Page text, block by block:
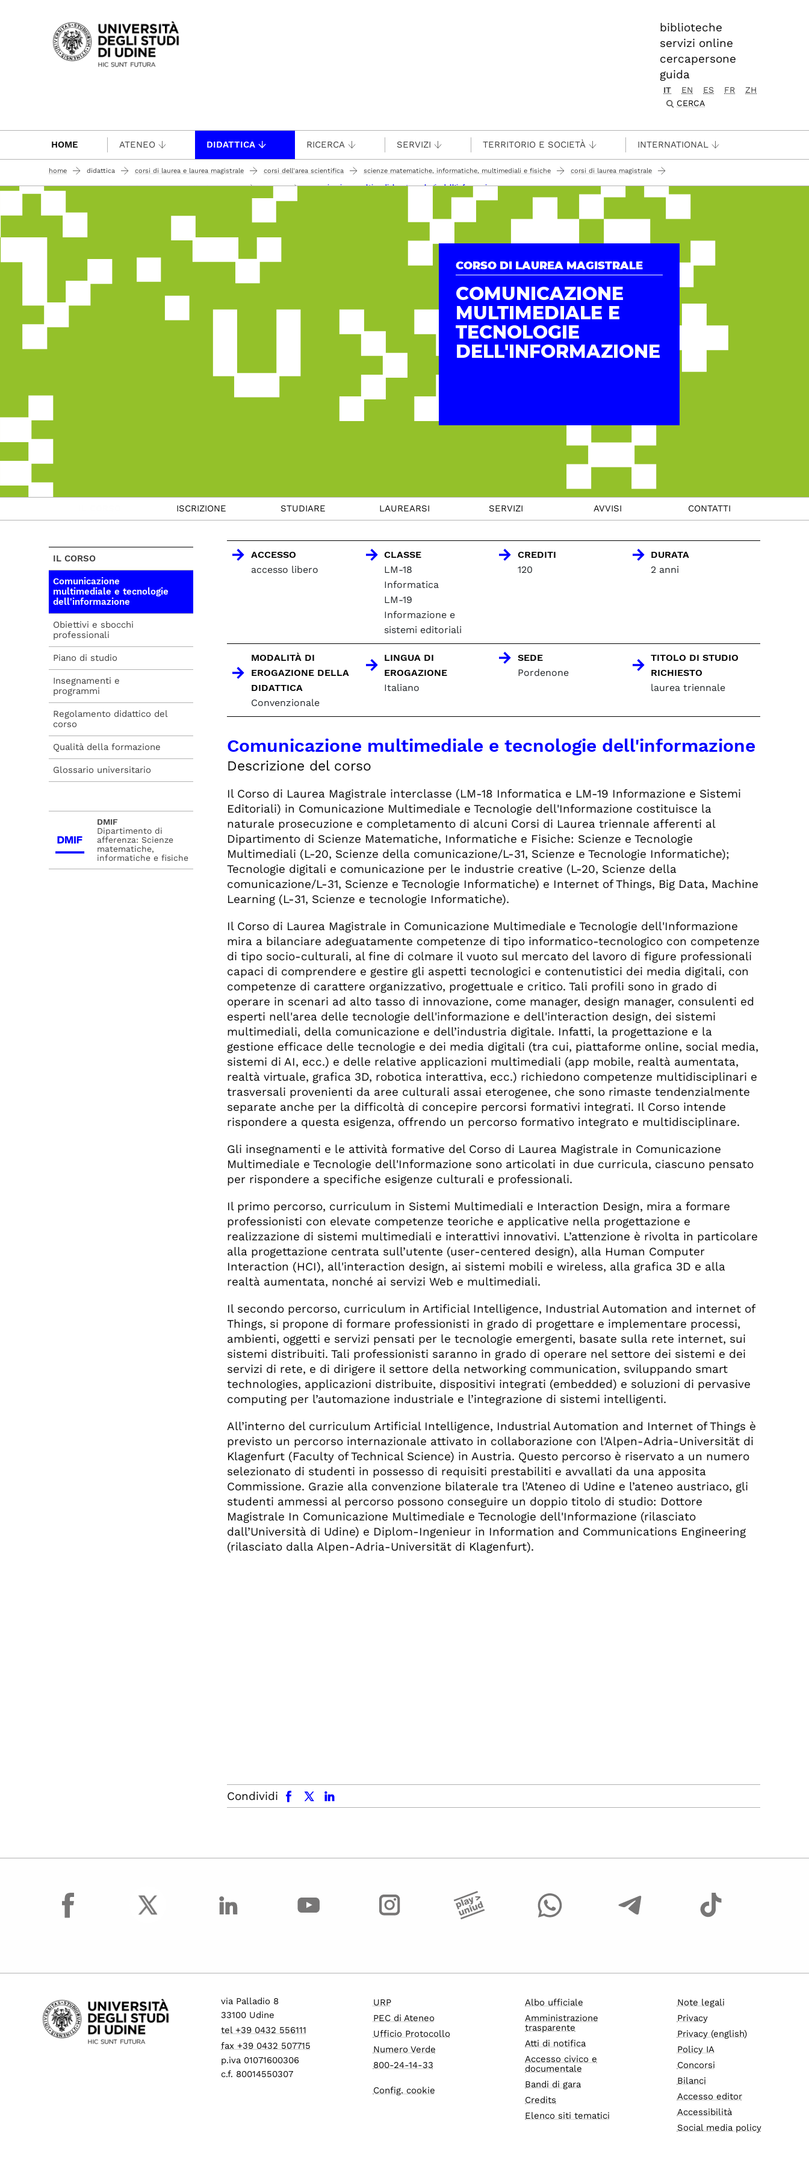
Passa al contenuto principale
biblioteche
servizi online
cercapersone
guida
IT EN ES FR
ZH
CERCA
HOME ATENEO DIDATTICA RICERCA SERVIZI TERRITORIO E SOCIETÀ INTERNATIONAL
home didattica corsi di laurea e laurea magistrale corsi dell'area scientifica scienze matematiche, informatiche, multimediali e fisiche corsi di laurea magistrale
comunicazione multimediale e tecnologie dell'informazione il corso comunicazione multimediale e tecnologie dell'informazione
CORSO DI LAUREA MAGISTRALE
COMUNICAZIONE
MULTIMEDIALE E
TECNOLOGIE
DELL'INFORMAZIONE
ISCRIZIONE STUDIARE LAUREARSI SERVIZI AVVISI CONTATTI
ACCESSO
accesso libero
CLASSE
LM-18
Informatica
LM-19
Informazione e
sistemi editoriali
CREDITI
120
DURATA
2 anni
MODALITÀ DI
EROGAZIONE DELLA
DIDATTICA
Convenzionale
LINGUA DI
EROGAZIONE
Italiano
SEDE
Pordenone
TITOLO DI STUDIO
RICHIESTO
laurea triennale
Comunicazione multimediale e tecnologie dell'informazione
Descrizione del corso
Il Corso di Laurea Magistrale interclasse (LM-18 Informatica e LM-19 Informazione e Sistemi
Editoriali) in Comunicazione Multimediale e Tecnologie dell'Informazione costituisce la
naturale prosecuzione e completamento di alcuni Corsi di Laurea triennale afferenti al
Dipartimento di Scienze Matematiche, Informatiche e Fisiche: Scienze e Tecnologie
Multimediali (L-20, Scienze della comunicazione/L-31, Scienze e Tecnologie Informatiche);
Tecnologie digitali e comunicazione per le industrie creative (L-20, Scienze della
comunicazione/L-31, Scienze e Tecnologie Informatiche) e Internet of Things, Big Data, Machine
Learning (L-31, Scienze e tecnologie Informatiche).
Il Corso di Laurea Magistrale in Comunicazione Multimediale e Tecnologie dell'Informazione
mira a bilanciare adeguatamente competenze di tipo informatico-tecnologico con competenze
di tipo socio-culturali, al fine di colmare il vuoto sul mercato del lavoro di figure professionali
capaci di comprendere e gestire gli aspetti tecnologici e contenutistici dei media digitali, con
competenze di carattere organizzativo, progettuale e critico. Tali profili sono in grado di
operare in scenari ad alto tasso di innovazione, come manager, design manager, consulenti ed
esperti nell'area delle tecnologie dell'informazione e dell'interaction design, dei sistemi
multimediali, della comunicazione e dell’industria digitale. Infatti, la progettazione e la
gestione efficace delle tecnologie e dei media digitali (tra cui, piattaforme online, social media,
sistemi di AI, ecc.) e delle relative applicazioni multimediali (app mobile, realtà aumentata,
realtà virtuale, grafica 3D, robotica interattiva, ecc.) richiedono competenze multidisciplinari e
trasversali provenienti da aree culturali assai eterogenee, che sono rimaste tendenzialmente
separate anche per la difficoltà di concepire percorsi formativi integrati. Il Corso intende
rispondere a questa esigenza, offrendo un percorso formativo integrato e multidisciplinare.
Gli insegnamenti e le attività formative del Corso di Laurea Magistrale in Comunicazione
Multimediale e Tecnologie dell'Informazione sono articolati in due curricula, ciascuno pensato
per rispondere a specifiche esigenze culturali e professionali.
Il primo percorso, curriculum in Sistemi Multimediali e Interaction Design, mira a formare
professionisti con elevate competenze teoriche e applicative nella progettazione e
realizzazione di sistemi multimediali e interattivi innovativi. L’attenzione è rivolta in particolare
alla progettazione centrata sull’utente (user-centered design), alla Human Computer
Interaction (HCI), all'interaction design, ai sistemi mobili e wireless, alla grafica 3D e alla
realtà aumentata, nonché ai servizi Web e multimediali.
Il secondo percorso, curriculum in Artificial Intelligence, Industrial Automation and internet of
Things, si propone di formare professionisti in grado di progettare e implementare processi,
ambienti, oggetti e servizi pensati per le tecnologie emergenti, basate sulla rete internet, sui
sistemi distribuiti. Tali professionisti saranno in grado di operare nel settore dei sistemi e dei
servizi di rete, e di dirigere il settore della networking communication, sviluppando smart
technologies, applicazioni distribuite, dispositivi integrati (embedded) e soluzioni di pervasive
computing per l’automazione industriale e l’integrazione di sistemi intelligenti.
All’interno del curriculum Artificial Intelligence, Industrial Automation and Internet of Things è
previsto un percorso internazionale attivato in collaborazione con l'Alpen-Adria-Universität di
Klagenfurt (Faculty of Technical Science) in Austria. Questo percorso è riservato a un numero
selezionato di studenti in possesso di requisiti prestabiliti e avvallati da una apposita
Commissione. Grazie alla convenzione bilaterale tra l’Ateneo di Udine e l’ateneo austriaco, gli
studenti ammessi al percorso possono conseguire un doppio titolo di studio: Dottore
Magistrale In Comunicazione Multimediale e Tecnologie dell'Informazione (rilasciato
dall’Università di Udine) e Diplom-Ingenieur in Information and Communications Engineering
(rilasciato dalla Alpen-Adria-Universität di Klagenfurt).
Condividi
facebook x.com linkedin
IL CORSO
Comunicazione
multimediale e tecnologie
dell'informazione
Obiettivi e sbocchi
professionali
Piano di studio
Insegnamenti e
programmi
Regolamento didattico del
corso
Qualità della formazione
Glossario universitario
DMIF
Dipartimento di
afferenza: Scienze
matematiche,
informatiche e fisiche
facebook
via Palladio 8
33100 Udine
tel +39 0432 556111
fax +39 0432 507715
p.iva 01071600306
c.f. 80014550307
URP
PEC di Ateneo
Ufficio Protocollo
Numero Verde
800-24-14-33
Config. cookie
Albo ufficiale
Amministrazione
trasparente
Atti di notifica
Accesso civico e
documentale
Bandi di gara
Credits
Elenco siti tematici
Note legali
Privacy
Privacy (english)
Policy IA
Concorsi
Bilanci
Accesso editor
Accessibilità
Social media policy